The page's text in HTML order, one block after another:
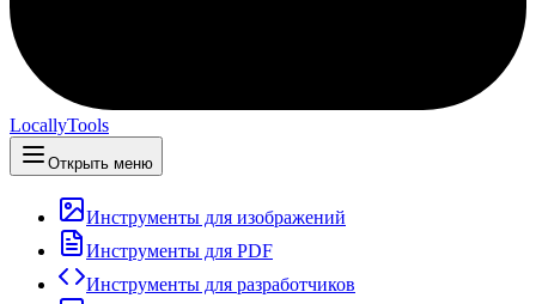
LocallyTools
Открыть меню
Инструменты для изображений
Инструменты для PDF
Инструменты для разработчиков